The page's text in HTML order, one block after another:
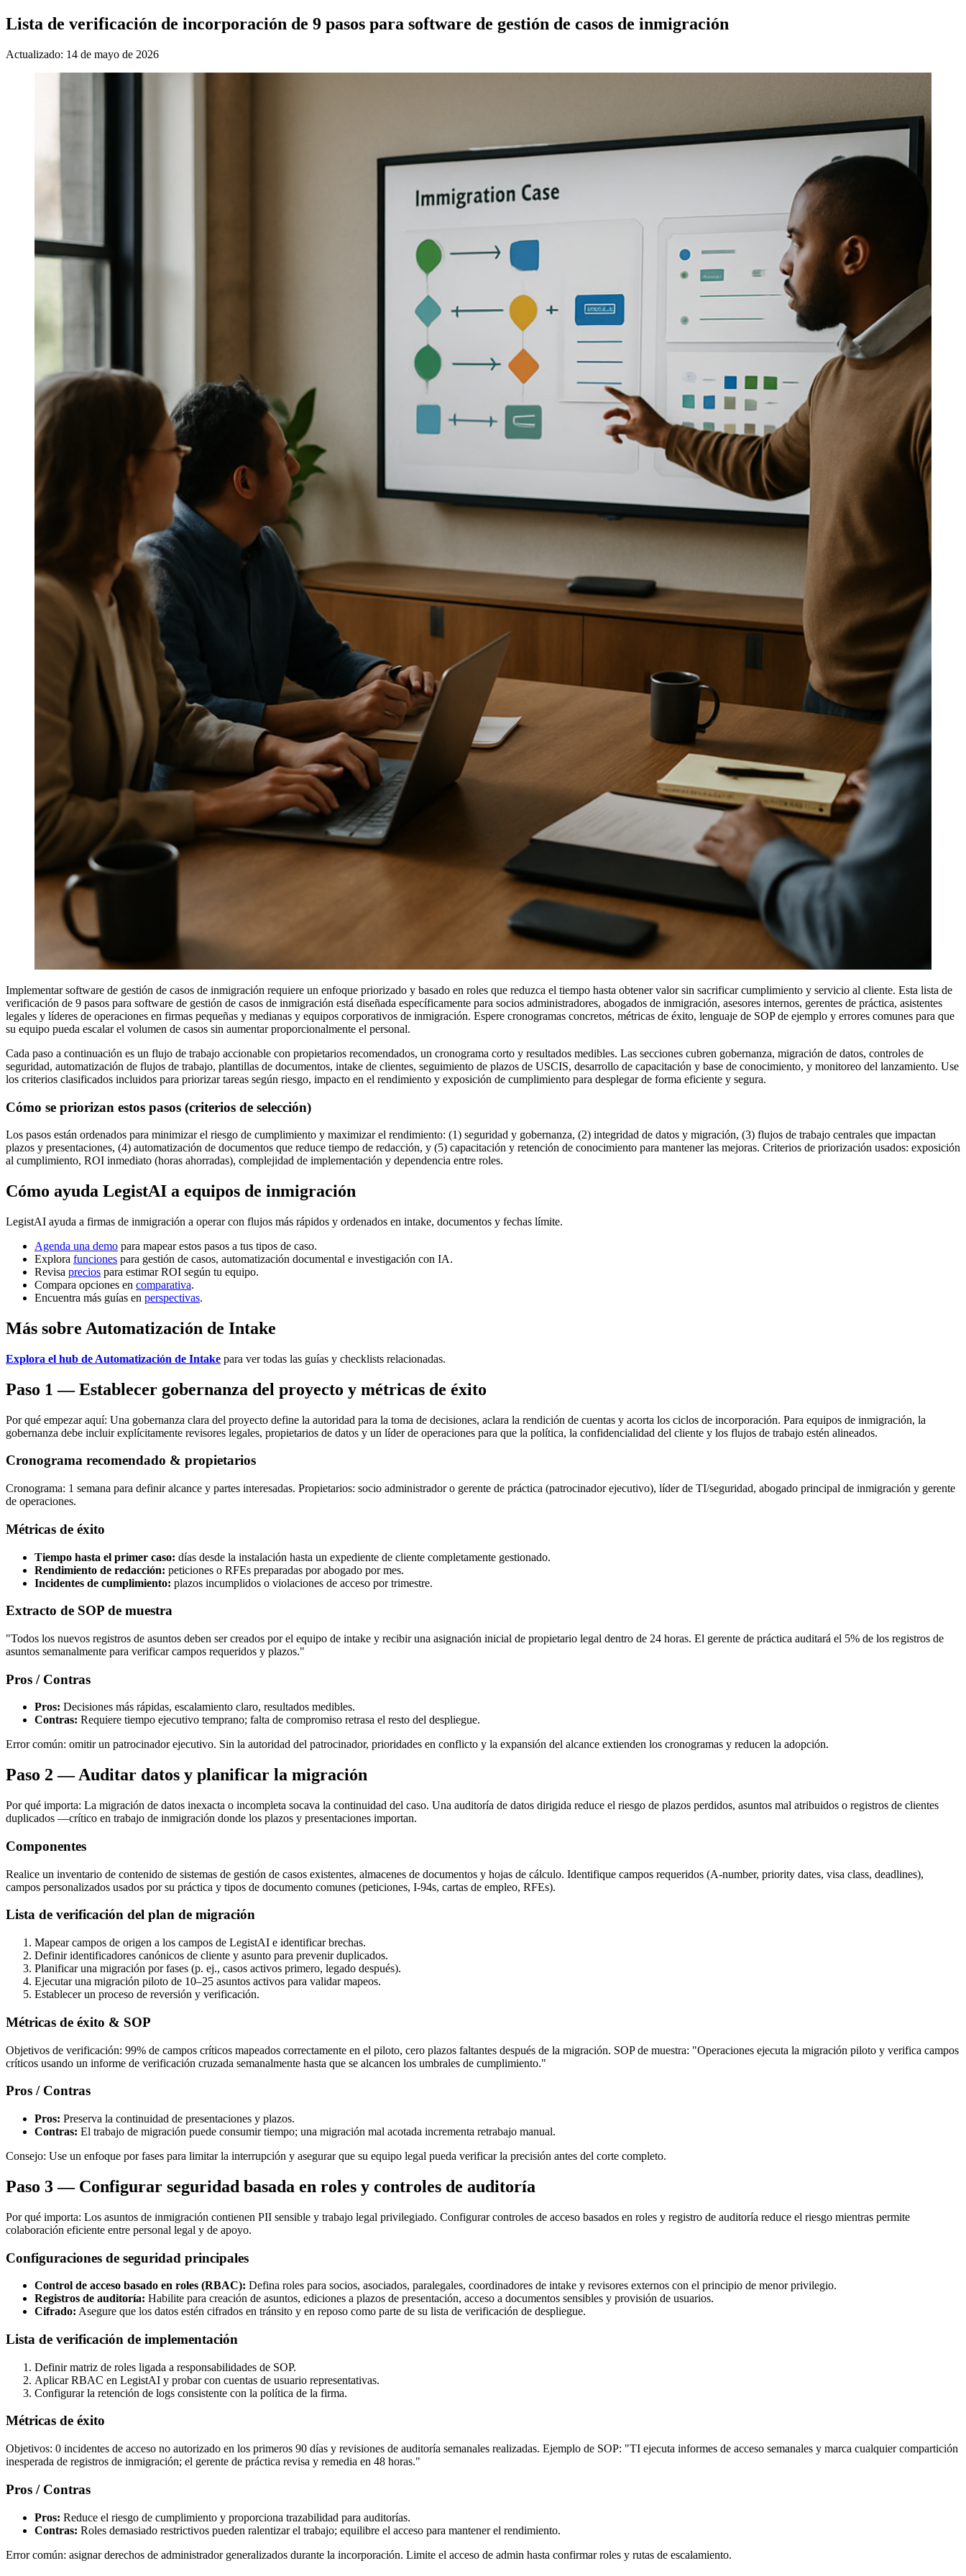
Lista de verificación de incorporación de 9 pasos para software de gestión de casos de inmigración
Actualizado: 14 de mayo de 2026
Implementar software de gestión de casos de inmigración requiere un enfoque priorizado y basado en roles que reduzca el tiempo hasta obtener valor sin sacrificar cumplimiento y servicio al cliente. Esta lista de
verificación de 9 pasos para software de gestión de casos de inmigración está diseñada específicamente para socios administradores, abogados de inmigración, asesores internos, gerentes de práctica, asistentes
legales y líderes de operaciones en firmas pequeñas y medianas y equipos corporativos de inmigración. Espere cronogramas concretos, métricas de éxito, lenguaje de SOP de ejemplo y errores comunes para que
su equipo pueda escalar el volumen de casos sin aumentar proporcionalmente el personal.
Cada paso a continuación es un flujo de trabajo accionable con propietarios recomendados, un cronograma corto y resultados medibles. Las secciones cubren gobernanza, migración de datos, controles de
seguridad, automatización de flujos de trabajo, plantillas de documentos, intake de clientes, seguimiento de plazos de USCIS, desarrollo de capacitación y base de conocimiento, y monitoreo del lanzamiento. Use
los criterios clasificados incluidos para priorizar tareas según riesgo, impacto en el rendimiento y exposición de cumplimiento para desplegar de forma eficiente y segura.
Cómo se priorizan estos pasos (criterios de selección)
Los pasos están ordenados para minimizar el riesgo de cumplimiento y maximizar el rendimiento: (1) seguridad y gobernanza, (2) integridad de datos y migración, (3) flujos de trabajo centrales que impactan
plazos y presentaciones, (4) automatización de documentos que reduce tiempo de redacción, y (5) capacitación y retención de conocimiento para mantener las mejoras. Criterios de priorización usados: exposición
al cumplimiento, ROI inmediato (horas ahorradas), complejidad de implementación y dependencia entre roles.
Cómo ayuda LegistAI a equipos de inmigración
LegistAI ayuda a firmas de inmigración a operar con flujos más rápidos y ordenados en intake, documentos y fechas límite.
Agenda una demo para mapear estos pasos a tus tipos de caso.
Explora funciones para gestión de casos, automatización documental e investigación con IA.
Revisa precios para estimar ROI según tu equipo.
Compara opciones en comparativa.
Encuentra más guías en perspectivas.
Más sobre Automatización de Intake
Explora el hub de Automatización de Intake para ver todas las guías y checklists relacionadas.
Paso 1 — Establecer gobernanza del proyecto y métricas de éxito
Por qué empezar aquí: Una gobernanza clara del proyecto define la autoridad para la toma de decisiones, aclara la rendición de cuentas y acorta los ciclos de incorporación. Para equipos de inmigración, la
gobernanza debe incluir explícitamente revisores legales, propietarios de datos y un líder de operaciones para que la política, la confidencialidad del cliente y los flujos de trabajo estén alineados.
Cronograma recomendado & propietarios
Cronograma: 1 semana para definir alcance y partes interesadas. Propietarios: socio administrador o gerente de práctica (patrocinador ejecutivo), líder de TI/seguridad, abogado principal de inmigración y gerente
de operaciones.
Métricas de éxito
Tiempo hasta el primer caso: días desde la instalación hasta un expediente de cliente completamente gestionado.
Rendimiento de redacción: peticiones o RFEs preparadas por abogado por mes.
Incidentes de cumplimiento: plazos incumplidos o violaciones de acceso por trimestre.
Extracto de SOP de muestra
"Todos los nuevos registros de asuntos deben ser creados por el equipo de intake y recibir una asignación inicial de propietario legal dentro de 24 horas. El gerente de práctica auditará el 5% de los registros de
asuntos semanalmente para verificar campos requeridos y plazos."
Pros / Contras
Pros: Decisiones más rápidas, escalamiento claro, resultados medibles.
Contras: Requiere tiempo ejecutivo temprano; falta de compromiso retrasa el resto del despliegue.
Error común: omitir un patrocinador ejecutivo. Sin la autoridad del patrocinador, prioridades en conflicto y la expansión del alcance extienden los cronogramas y reducen la adopción.
Paso 2 — Auditar datos y planificar la migración
Por qué importa: La migración de datos inexacta o incompleta socava la continuidad del caso. Una auditoría de datos dirigida reduce el riesgo de plazos perdidos, asuntos mal atribuidos o registros de clientes
duplicados —crítico en trabajo de inmigración donde los plazos y presentaciones importan.
Componentes
Realice un inventario de contenido de sistemas de gestión de casos existentes, almacenes de documentos y hojas de cálculo. Identifique campos requeridos (A-number, priority dates, visa class, deadlines),
campos personalizados usados por su práctica y tipos de documento comunes (peticiones, I-94s, cartas de empleo, RFEs).
Lista de verificación del plan de migración
Mapear campos de origen a los campos de LegistAI e identificar brechas.
Definir identificadores canónicos de cliente y asunto para prevenir duplicados.
Planificar una migración por fases (p. ej., casos activos primero, legado después).
Ejecutar una migración piloto de 10–25 asuntos activos para validar mapeos.
Establecer un proceso de reversión y verificación.
Métricas de éxito & SOP
Objetivos de verificación: 99% de campos críticos mapeados correctamente en el piloto, cero plazos faltantes después de la migración. SOP de muestra: "Operaciones ejecuta la migración piloto y verifica campos
críticos usando un informe de verificación cruzada semanalmente hasta que se alcancen los umbrales de cumplimiento."
Pros / Contras
Pros: Preserva la continuidad de presentaciones y plazos.
Contras: El trabajo de migración puede consumir tiempo; una migración mal acotada incrementa retrabajo manual.
Consejo: Use un enfoque por fases para limitar la interrupción y asegurar que su equipo legal pueda verificar la precisión antes del corte completo.
Paso 3 — Configurar seguridad basada en roles y controles de auditoría
Por qué importa: Los asuntos de inmigración contienen PII sensible y trabajo legal privilegiado. Configurar controles de acceso basados en roles y registro de auditoría reduce el riesgo mientras permite
colaboración eficiente entre personal legal y de apoyo.
Configuraciones de seguridad principales
Control de acceso basado en roles (RBAC): Defina roles para socios, asociados, paralegales, coordinadores de intake y revisores externos con el principio de menor privilegio.
Registros de auditoría: Habilite para creación de asuntos, ediciones a plazos de presentación, acceso a documentos sensibles y provisión de usuarios.
Cifrado: Asegure que los datos estén cifrados en tránsito y en reposo como parte de su lista de verificación de despliegue.
Lista de verificación de implementación
Definir matriz de roles ligada a responsabilidades de SOP.
Aplicar RBAC en LegistAI y probar con cuentas de usuario representativas.
Configurar la retención de logs consistente con la política de la firma.
Métricas de éxito
Objetivos: 0 incidentes de acceso no autorizado en los primeros 90 días y revisiones de auditoría semanales realizadas. Ejemplo de SOP: "TI ejecuta informes de acceso semanales y marca cualquier compartición
inesperada de registros de inmigración; el gerente de práctica revisa y remedia en 48 horas."
Pros / Contras
Pros: Reduce el riesgo de cumplimiento y proporciona trazabilidad para auditorías.
Contras: Roles demasiado restrictivos pueden ralentizar el trabajo; equilibre el acceso para mantener el rendimiento.
Error común: asignar derechos de administrador generalizados durante la incorporación. Limite el acceso de admin hasta confirmar roles y rutas de escalamiento.